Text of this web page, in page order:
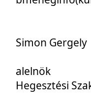
Simon Gergely
alelnök
Hegesztési